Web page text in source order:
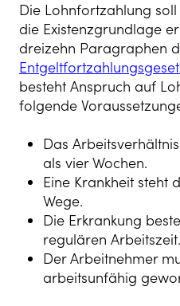
Die Lohnfortzahlung
die Existenzgrundlage
dreizehn Paragraphen
besteht Anspruch auf
folgende
Das
als vier Wochen.
Eine Krankheit steht
Wege.
Die Erkrankung
regulären Arbeitszeit.
Der Arbeitnehmer
arbeitsunfähig